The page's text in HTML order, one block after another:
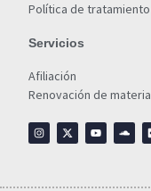
Política de
Servicios
Afiliación
Renovación de